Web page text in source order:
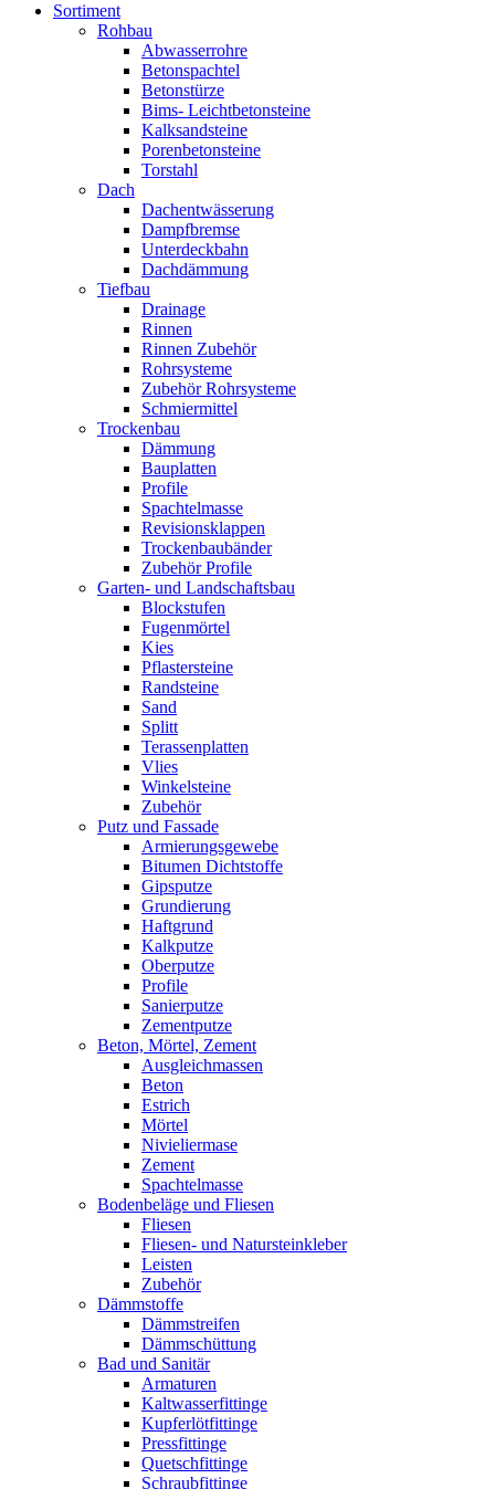
Sortiment
Rohbau
Abwasserrohre
Betonspachtel
Betonstürze
Bims- Leichtbetonsteine
Kalksandsteine
Porenbetonsteine
Torstahl
Dach
Dachentwässerung
Dampfbremse
Unterdeckbahn
Dachdämmung
Tiefbau
Drainage
Rinnen
Rinnen Zubehör
Rohrsysteme
Zubehör Rohrsysteme
Schmiermittel
Trockenbau
Dämmung
Bauplatten
Profile
Spachtelmasse
Revisionsklappen
Trockenbaubänder
Zubehör Profile
Garten- und Landschaftsbau
Blockstufen
Fugenmörtel
Kies
Pflastersteine
Randsteine
Sand
Splitt
Terassenplatten
Vlies
Winkelsteine
Zubehör
Putz und Fassade
Armierungsgewebe
Bitumen Dichtstoffe
Gipsputze
Grundierung
Haftgrund
Kalkputze
Oberputze
Profile
Sanierputze
Zementputze
Beton, Mörtel, Zement
Ausgleichmassen
Beton
Estrich
Mörtel
Nivieliermase
Zement
Spachtelmasse
Bodenbeläge und Fliesen
Fliesen
Fliesen- und Natursteinkleber
Leisten
Zubehör
Dämmstoffe
Dämmstreifen
Dämmschüttung
Bad und Sanitär
Armaturen
Kaltwasserfittinge
Kupferlötfittinge
Pressfittinge
Quetschfittinge
Schraubfittinge